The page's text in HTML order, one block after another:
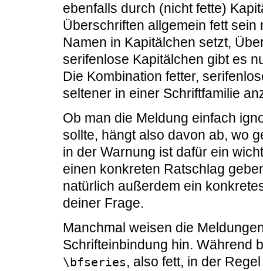
ebenfalls durch (nicht fette)
Überschriften allgemein fett
Namen in Kapitälchen setzt,
serifenlose Kapitälchen gibt es
Die Kombination fetter,
seltener in einer Schriftfamilie
Ob man die Meldung einfach
sollte, hängt also davon ab, wo
in der Warnung ist dafür ein
einen konkreten Ratschlag
natürlich außerdem ein
deiner Frage.
Manchmal weisen die
Schrifteinbindung hin. Während
\bfseries, also fett, in der